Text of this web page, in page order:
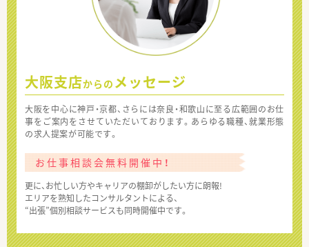
大阪支店からの メッセージ
大阪を中心に神戸・京都、さらには奈良・和歌山に至る広範囲のお仕
事をご案内をさせていただいております。あらゆる職種、就業形態
の求人提案が可能です。
お仕事相談会無料開催中！
更に、お忙しい方やキャリアの棚卸がしたい方に朗報!
エリアを熟知したコンサルタントによる、
“出張”個別相談サービスも同時開催中です。